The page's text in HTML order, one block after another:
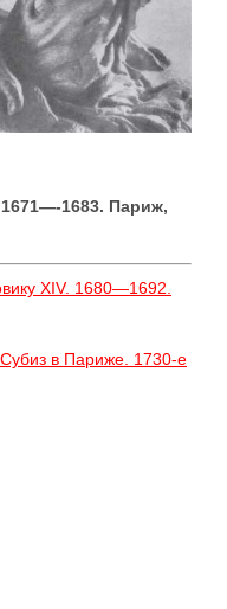
1683. Париж,
XIV. 1680—1692.
в Париже. 1730-е